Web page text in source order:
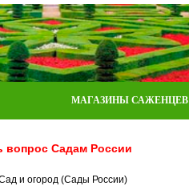
МАГАЗИНЫ САЖЕНЦЕВ
вопрос Садам России
и огород (Сады России)